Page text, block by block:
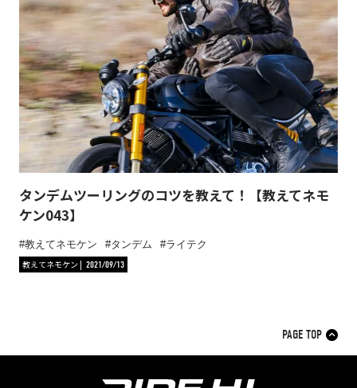
タンデムツーリングのコツを教えて！【教えてネモ
ケン043】
教えてネモケン タンデム
ライテク
教えてネモケン
2021/09/13
PAGE TOP